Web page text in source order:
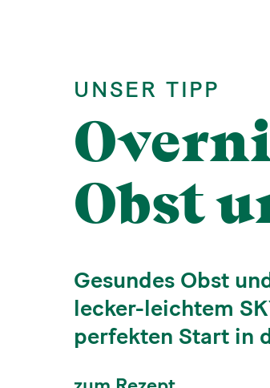
UNSER TIPP
Obst
Gesundes Obst
lecker-leichtem
perfekten Start in